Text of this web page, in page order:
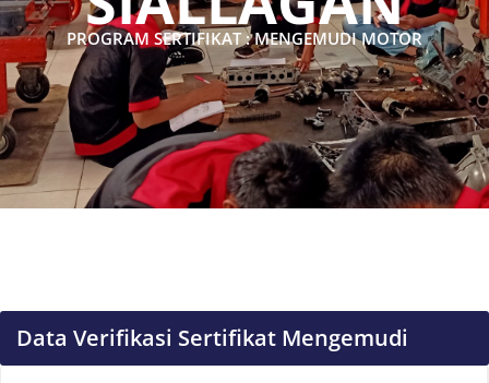
PROGRAM SERTIFIKAT : MENGEMUDI MOTOR
Data Verifikasi Sertifikat Mengemudi